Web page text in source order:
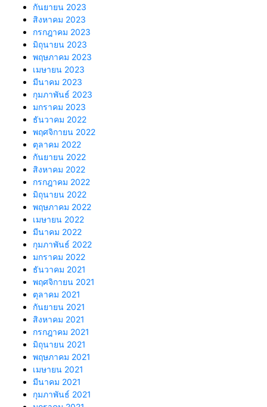
กันยายน 2023
สิงหาคม 2023
กรกฎาคม 2023
มิถุนายน 2023
พฤษภาคม 2023
เมษายน 2023
มีนาคม 2023
กุมภาพันธ์ 2023
มกราคม 2023
ธันวาคม 2022
พฤศจิกายน 2022
ตุลาคม 2022
กันยายน 2022
สิงหาคม 2022
กรกฎาคม 2022
มิถุนายน 2022
พฤษภาคม 2022
เมษายน 2022
มีนาคม 2022
กุมภาพันธ์ 2022
มกราคม 2022
ธันวาคม 2021
พฤศจิกายน 2021
ตุลาคม 2021
กันยายน 2021
สิงหาคม 2021
กรกฎาคม 2021
มิถุนายน 2021
พฤษภาคม 2021
เมษายน 2021
มีนาคม 2021
กุมภาพันธ์ 2021